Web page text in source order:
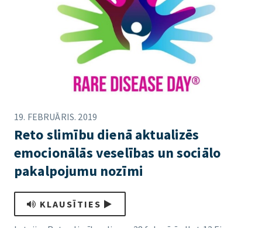
19. FEBRUĀRIS. 2019
Reto slimību dienā aktualizēs
emocionālās veselības un sociālo
pakalpojumu nozīmi
KLAUSĪTIES